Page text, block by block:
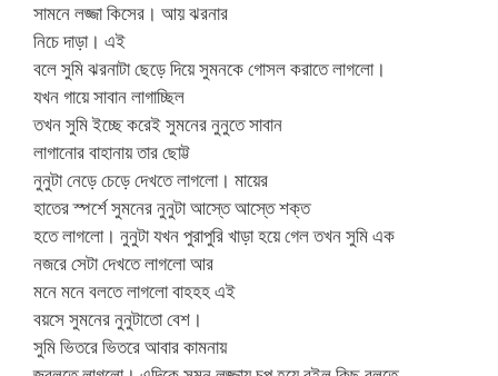
সামনে লজ্জা কিসের। আয় ঝরনার
নিচে দাড়া। এই
বলে সুমি ঝরনাটা ছেড়ে দিয়ে সুমনকে গোসল করাতে লাগলো।
যখন গায়ে সাবান লাগাচ্ছিল
তখন সুমি ইচ্ছে করেই সুমনের নুনুতে সাবান
লাগানোর বাহানায় তার ছোট্ট
নুনুটা নেড়ে চেড়ে দেখতে লাগলো। মায়ের
হাতের স্পর্শে সুমনের নুনুটা আস্তে আস্তে শক্ত
হতে লাগলো। নুনুটা যখন পুরাপুরি খাড়া হয়ে গেল তখন সুমি এক
নজরে সেটা দেখতে লাগলো আর
মনে মনে বলতে লাগলো বাহহহ এই
বয়সে সুমনের নুনুটাতো বেশ।
সুমি ভিতরে ভিতরে আবার কামনায়